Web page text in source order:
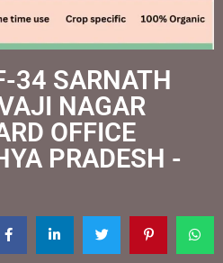
34 SARNATH
NAGAR
OFFICE
PRADESH -